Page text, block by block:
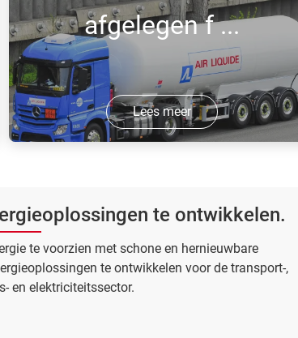
afgelegen f ...
Lees meer
fabrieken door middel van
hogedrukwaterstoflogistiek en
brandstofcelsystemen.
te ontwikkelen.
te voorzien met schone en hernieuwbare
te ontwikkelen voor de transport-,
en elektriciteitssector.